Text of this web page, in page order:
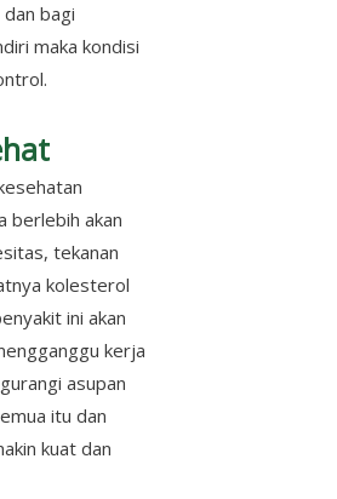
bagi
maka kondisi
berlebih akan
tekanan
kolesterol
ini akan
kerja
asupan
itu dan
kuat dan